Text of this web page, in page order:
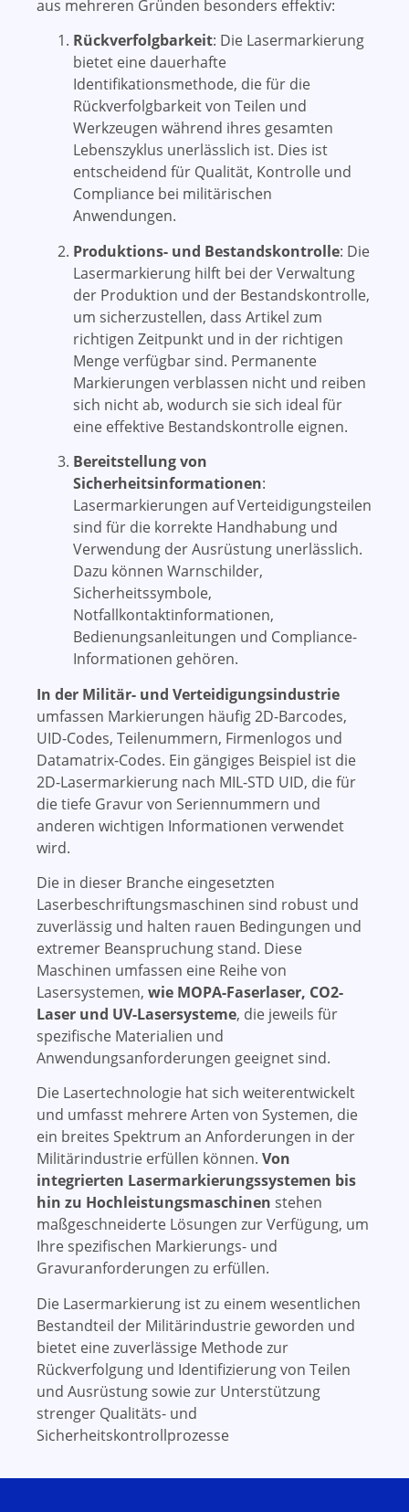
aus mehreren Gründen besonders effektiv:
Rückverfolgbarkeit: Die Lasermarkierung
bietet eine dauerhafte
Identifikationsmethode, die für die
Rückverfolgbarkeit von Teilen und
Werkzeugen während ihres gesamten
Lebenszyklus unerlässlich ist. Dies ist
entscheidend für Qualität, Kontrolle und
Compliance bei militärischen
Anwendungen.
Produktions- und Bestandskontrolle: Die
Lasermarkierung hilft bei der Verwaltung
der Produktion und der Bestandskontrolle,
um sicherzustellen, dass Artikel zum
richtigen Zeitpunkt und in der richtigen
Menge verfügbar sind. Permanente
Markierungen verblassen nicht und reiben
sich nicht ab, wodurch sie sich ideal für
eine effektive Bestandskontrolle eignen.
Bereitstellung von
Sicherheitsinformationen:
Lasermarkierungen auf Verteidigungsteilen
sind für die korrekte Handhabung und
Verwendung der Ausrüstung unerlässlich.
Dazu können Warnschilder,
Sicherheitssymbole,
Notfallkontaktinformationen,
Bedienungsanleitungen und Compliance-
Informationen gehören.
In der Militär- und Verteidigungsindustrie
umfassen Markierungen häufig 2D-Barcodes,
UID-Codes, Teilenummern, Firmenlogos und
Datamatrix-Codes. Ein gängiges Beispiel ist die
2D-Lasermarkierung nach MIL-STD UID, die für
die tiefe Gravur von Seriennummern und
anderen wichtigen Informationen verwendet
wird.
Die in dieser Branche eingesetzten
Laserbeschriftungsmaschinen sind robust und
zuverlässig und halten rauen Bedingungen und
extremer Beanspruchung stand. Diese
Maschinen umfassen eine Reihe von
Lasersystemen, wie MOPA-Faserlaser, CO2-
Laser und UV-Lasersysteme, die jeweils für
spezifische Materialien und
Anwendungsanforderungen geeignet sind.
Die Lasertechnologie hat sich weiterentwickelt
und umfasst mehrere Arten von Systemen, die
ein breites Spektrum an Anforderungen in der
Militärindustrie erfüllen können. Von
integrierten Lasermarkierungssystemen bis
hin zu Hochleistungsmaschinen stehen
maßgeschneiderte Lösungen zur Verfügung, um
Ihre spezifischen Markierungs- und
Gravuranforderungen zu erfüllen.
Die Lasermarkierung ist zu einem wesentlichen
Bestandteil der Militärindustrie geworden und
bietet eine zuverlässige Methode zur
Rückverfolgung und Identifizierung von Teilen
und Ausrüstung sowie zur Unterstützung
strenger Qualitäts- und
Sicherheitskontrollprozesse